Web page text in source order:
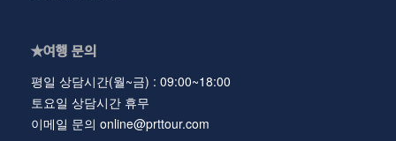
★여행 문의
평일 상담시간(월~금) : 09:00~18:00
토요일 상담시간 휴무
이메일 문의 online@prttour.com